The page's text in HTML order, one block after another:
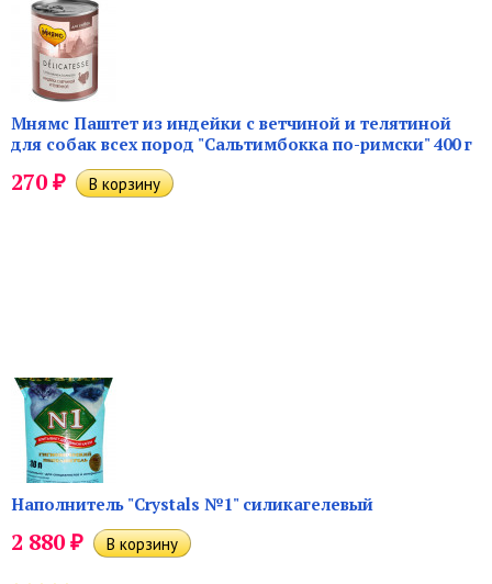
Мнямс Паштет из индейки с ветчиной и телятиной
для собак всех пород "Сальтимбокка по-римски" 400 г
270₽
Наполнитель "Crystals №1" силикагелевый
2 880₽